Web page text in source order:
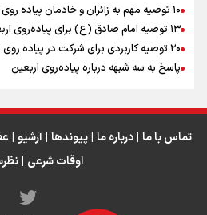
اینفو برنا / جدول کامل فاصله مرز
عراق
۱۰ توصیه مهم به زائران و خادمان پیاده روی اربعین
۱۳ توصیه امام صادق (ع) برای پیاده‌روی اربعین
۲۰ توصیه کاربردی برای شرکت در پیاده روی اربعین ۱۴۰۵
پاسخ به سه‌ شبهه درباره پیاده‌روی اربعین
تماس با ما | درباره ما | پیوندها | آرشیو |
اوقات شرعی |